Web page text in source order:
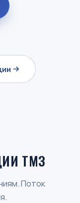
ТМЗ
Поток